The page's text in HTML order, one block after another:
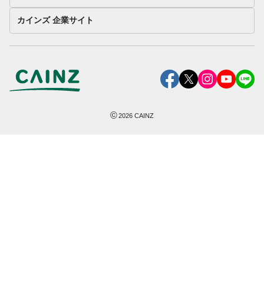
カインズ 企業サイト
©2026 CAINZ